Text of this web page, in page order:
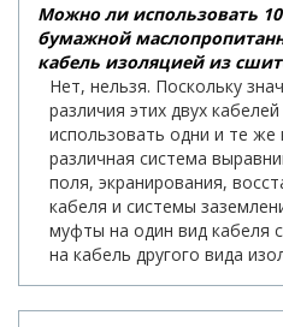
Можно ли использовать
бумажной
кабель изоляцией из
Нет, нельзя. Поскольку
различия этих двух
использовать одни и те
различная система
поля, экранирования,
кабеля и системы
муфты на один вид кабеля
на кабель другого вида